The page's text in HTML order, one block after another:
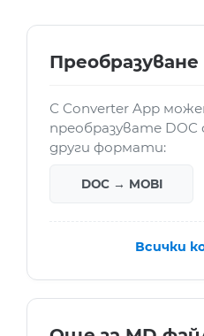
С Converter App
преобразувате DOC
други формати:
DOC → MOBI
Всички